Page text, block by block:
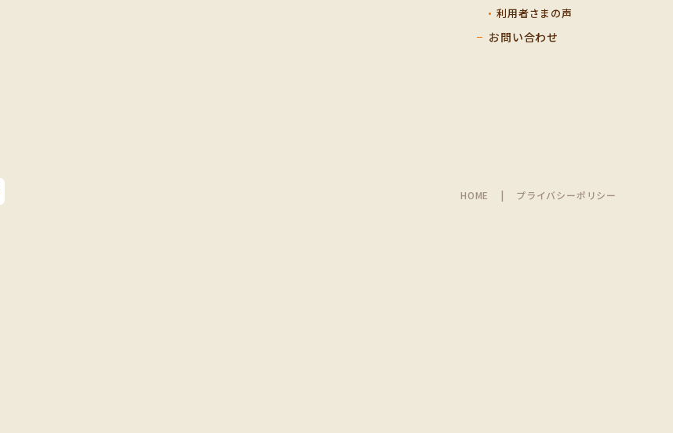
利用者さまの声
お問い合わせ
HOME プライバシーポリシー